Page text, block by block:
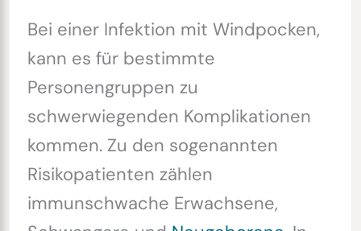
Bei einer Infektion mit Windpocken,
kann es für bestimmte
Personengruppen zu
schwerwiegenden Komplikationen
kommen. Zu den sogenannten
Risikopatienten zählen
immunschwache Erwachsene,